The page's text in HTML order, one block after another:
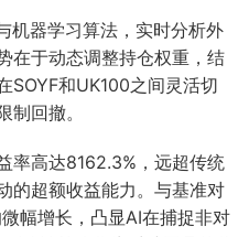
机器学习算法，实时分析外
在于动态调整持仓权重，结
SOYF和UK100之间灵活切
回撤。
率高达8162.3%，远超传统
的超额收益能力。与基准对
幅增长，凸显AI在捕捉非对